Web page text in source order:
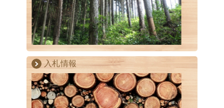
入札情報